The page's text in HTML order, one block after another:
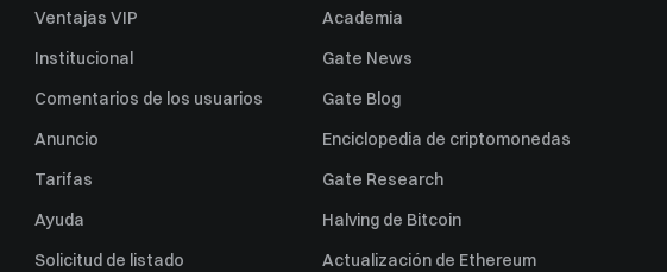
Ventajas VIP
Institucional
Comentarios de los usuarios
Anuncio
Tarifas
Ayuda
Solicitud de listado
Academia
Gate News
Gate Blog
Enciclopedia de criptomonedas
Gate Research
Halving de Bitcoin
Actualización de Ethereum